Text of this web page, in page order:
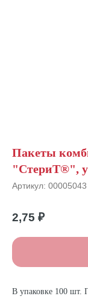
Пакеты
"СтериТ®",
Артикул: 00005043
2,75 ₽
В упаковке 100 шт.